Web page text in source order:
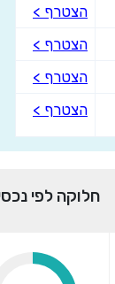
הצטרף >
הצטרף >
הצטרף >
הצטרף >
חלוקה לפי